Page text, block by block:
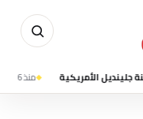
منذ 6 ساعة